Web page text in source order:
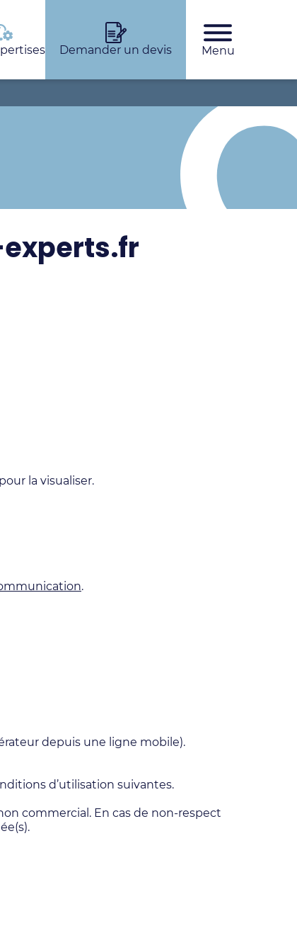
Demander un devis
Rechercher Menu
la visualiser.
.
depuis une ligne mobile).
d’utilisation suivantes.
commercial. En cas de non-respect